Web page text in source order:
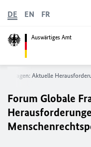
Auswärtiges Amt
DE EN FR
Fragen: Aktuelle
Forum Globale